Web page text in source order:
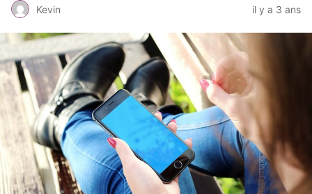
Kevin il y a 3 ans